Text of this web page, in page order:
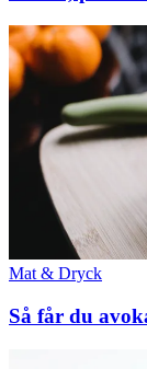
Mat & Dryck
Så får du